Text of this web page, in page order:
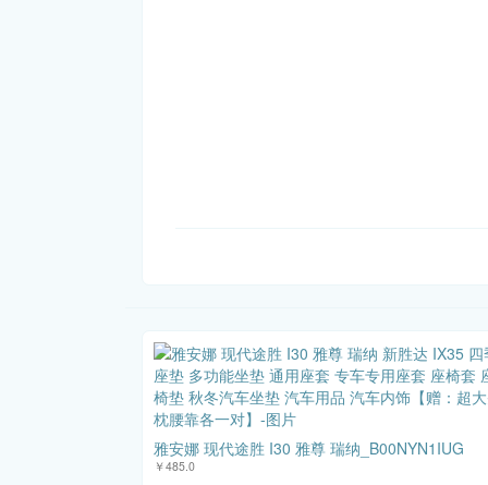
雅安娜 现代途胜 I30 雅尊 瑞纳_B00NYN1IUG
￥485.0